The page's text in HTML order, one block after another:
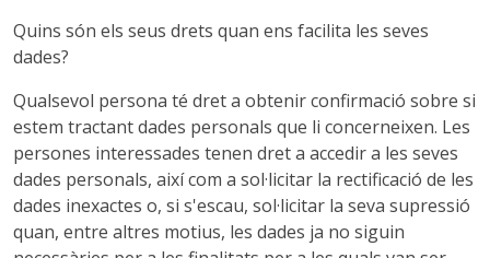
Quins són els seus drets quan ens facilita les seves
dades?
Qualsevol persona té dret a obtenir confirmació sobre si
estem tractant dades personals que li concerneixen. Les
persones interessades tenen dret a accedir a les seves
dades personals, així com a sol·licitar la rectificació de les
dades inexactes o, si s'escau, sol·licitar la seva supressió
quan, entre altres motius, les dades ja no siguin